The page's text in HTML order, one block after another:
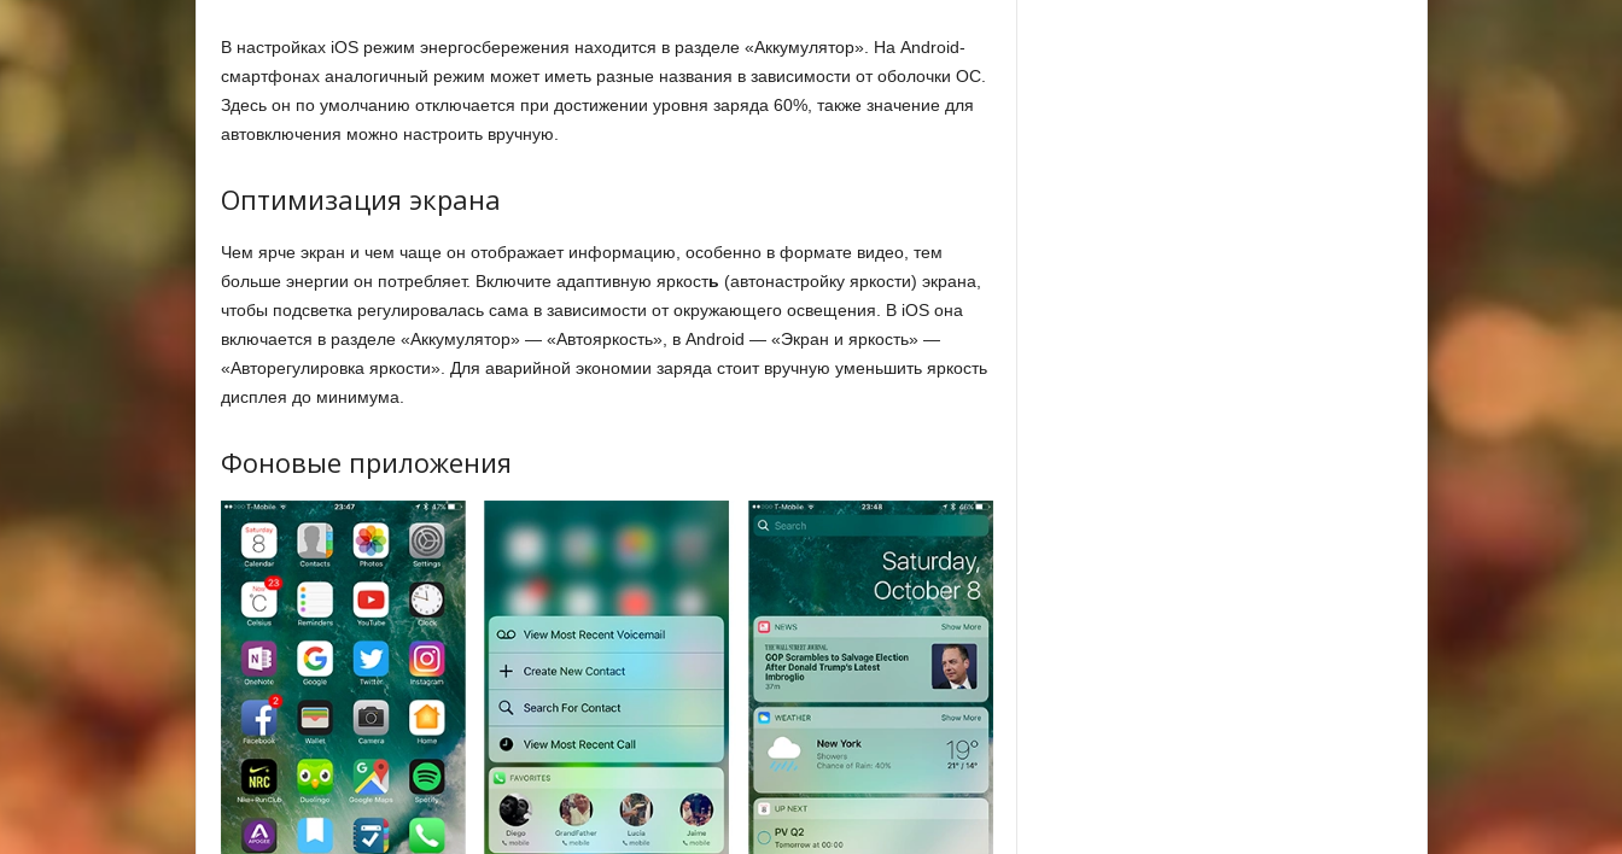
В настройках iOS режим энергосбережения находится в разделе «Аккумулятор». На Android-
смартфонах аналогичный режим может иметь разные названия в зависимости от оболочки ОС.
Здесь он по умолчанию отключается при достижении уровня заряда 60%, также значение для
автовключения можно настроить вручную.
Оптимизация экрана
Чем ярче экран и чем чаще он отображает информацию, особенно в формате видео, тем
больше энергии он потребляет. Включите адаптивную яркость (автонастройку яркости) экрана,
чтобы подсветка регулировалась сама в зависимости от окружающего освещения. В iOS она
включается в разделе «Аккумулятор» — «Автояркость», в Android — «Экран и яркость» —
«Авторегулировка яркости». Для аварийной экономии заряда стоит вручную уменьшить яркость
дисплея до минимума.
Фоновые приложения